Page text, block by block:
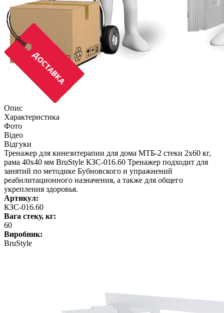
Опис
Характеристика
Фото
Відео
Відгуки
Тренажер для кинезитерапии для дома МТБ-2 стеки 2х60 кг,
рама 40х40 мм BruStyle КЗС-016.60 Тренажер подходит для
занятий по методике Бубновского и упражнений
реабилитационного назначения, а также для общего
укрепления здоровья.
Артикул:
КЗС-016.60
Вага стеку, кг:
60
Виробник:
BruStyle